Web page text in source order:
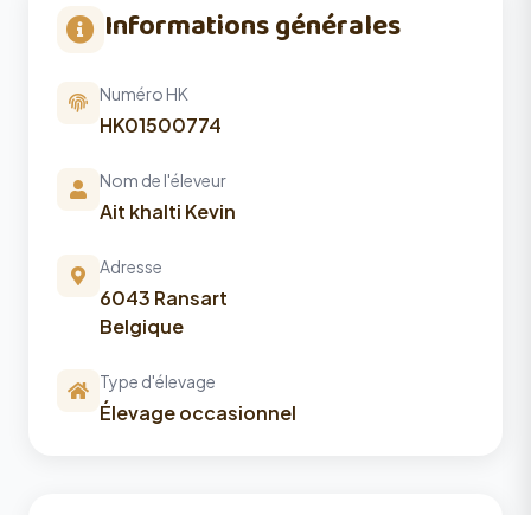
Informations générales
Numéro HK
HK01500774
Nom de l'éleveur
Ait khalti Kevin
Adresse
6043 Ransart
Belgique
Type d'élevage
Élevage occasionnel